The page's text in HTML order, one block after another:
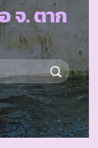
จ. ตาก